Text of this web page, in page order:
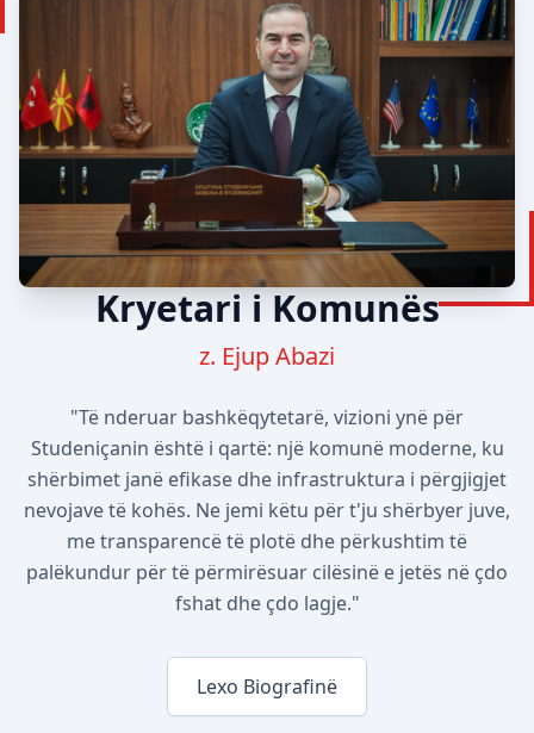
Kryetari i Komunës
z. Ejup Abazi
"Të nderuar bashkëqytetarë, vizioni ynë për
Studeniçanin është i qartë: një komunë moderne, ku
shërbimet janë efikase dhe infrastruktura i përgjigjet
nevojave të kohës. Ne jemi këtu për t'ju shërbyer juve,
me transparencë të plotë dhe përkushtim të
palëkundur për të përmirësuar cilësinë e jetës në çdo
fshat dhe çdo lagje."
Lexo Biografinë